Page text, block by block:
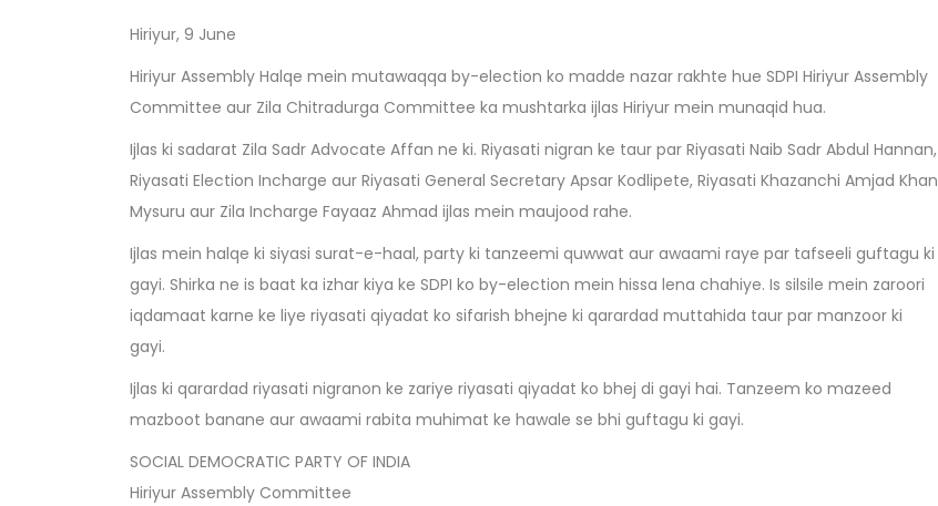
Hiriyur, 9 June
Hiriyur Assembly Halqe mein mutawaqqa by-election ko madde nazar rakhte hue SDPI Hiriyur Assembly
Committee aur Zila Chitradurga Committee ka mushtarka ijlas Hiriyur mein munaqid hua.
Ijlas ki sadarat Zila Sadr Advocate Affan ne ki. Riyasati nigran ke taur par Riyasati Naib Sadr Abdul Hannan,
Riyasati Election Incharge aur Riyasati General Secretary Apsar Kodlipete, Riyasati Khazanchi Amjad Khan
Mysuru aur Zila Incharge Fayaaz Ahmad ijlas mein maujood rahe.
Ijlas mein halqe ki siyasi surat-e-haal, party ki tanzeemi quwwat aur awaami raye par tafseeli guftagu ki
gayi. Shirka ne is baat ka izhar kiya ke SDPI ko by-election mein hissa lena chahiye. Is silsile mein zaroori
iqdamaat karne ke liye riyasati qiyadat ko sifarish bhejne ki qarardad muttahida taur par manzoor ki
gayi.
Ijlas ki qarardad riyasati nigranon ke zariye riyasati qiyadat ko bhej di gayi hai. Tanzeem ko mazeed
mazboot banane aur awaami rabita muhimat ke hawale se bhi guftagu ki gayi.
SOCIAL DEMOCRATIC PARTY OF INDIA
Hiriyur Assembly Committee